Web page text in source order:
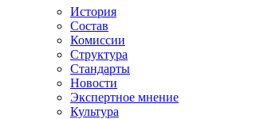
История
Состав
Комиссии
Структура
Стандарты
Новости
Экспертное мнение
Культура